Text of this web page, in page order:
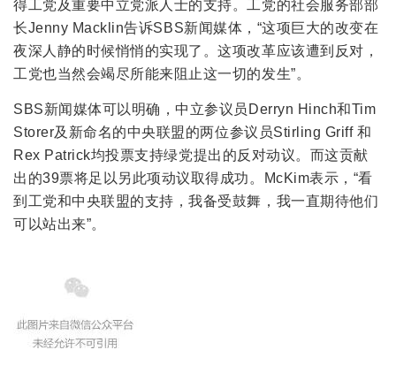
得工党及重要中立党派人士的支持。工党的社会服务部部
长Jenny Macklin告诉SBS新闻媒体，“这项巨大的改变在
夜深人静的时候悄悄的实现了。这项改革应该遭到反对，
工党也当然会竭尽所能来阻止这一切的发生”。
SBS新闻媒体可以明确，中立参议员Derryn Hinch和Tim
Storer及新命名的中央联盟的两位参议员Stirling Griff 和
Rex Patrick均投票支持绿党提出的反对动议。而这贡献
出的39票将足以另此项动议取得成功。McKim表示，“看
到工党和中央联盟的支持，我备受鼓舞，我一直期待他们
可以站出来”。